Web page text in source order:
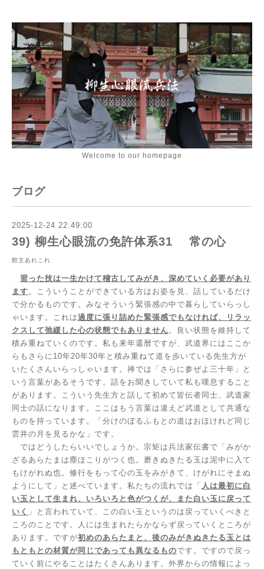
Welcome to our homepage
ブログ
2025-12-24 22:49:00
39) 柳生心眼流の免許体系31 常の心
館主あれこれ
習った技は一生かけて稽古してみがき、深めていく必要があり
ます。こういうことができている方はお姿を見、話しているだけ
で分かるものです。みなそういう緊張感の中で暮らしていらっし
ゃいます。これは過度に張り詰めた緊張感でもなければ、リラッ
クスして弛緩した心の状態でもありません。良い状態を維持して
積み重ねていくのです。私も来年還暦ですが、武道界にはここか
らもさらに 10年20年30年と積み重ねて道を歩いている先生方が
いたくさんいらっしゃいます。禅では「さらに参ぜよ三十年」と
いう言葉があるそうです。話をお聞きしていて私も嘆息すること
があります。こういう先生方と話して初めて皆伝者同士、武道家
同士の話になります。ここはもう言葉は違えど武道として共通な
ものを持っています。「分けのぼるふもとの道はおほけれど同じ
雲井の月を見るかな」です。
ではどうしたらいいでしょうか。宗矩は兵法家伝書で「みがか
ざるあらたまは塵ほこりがつく也。磨きぬきたる玉は泥中に入て
もけがれぬ也。修行をもって心の玉をみがきて、けがれにそまぬ
ようにして」と述べています。私たちの流れでは「 人は最初に白
い玉として生まれ、いろいろと色がつくが、また白い玉に戻って
いく 」と言われていて、この白い玉というのは戻っていくべきと
ころのことです。人には生まれたらかならず戻っていくところが
あります。ですが初めのあらたまと、後のみがきぬきたる玉とは
もともとの材質が同じであっても異なるものです。ですので戻っ
ていく前にやることはたくさんあります。外界からの情報によっ